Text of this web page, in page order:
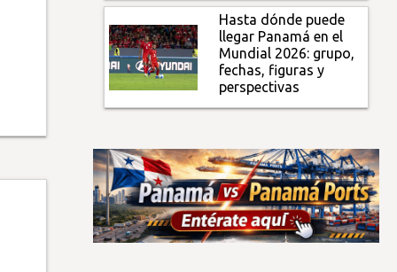
Hasta dónde puede
llegar Panamá en el
Mundial 2026: grupo,
fechas, figuras y
perspectivas